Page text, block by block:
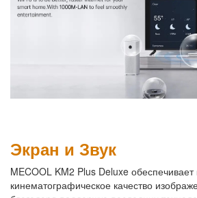
Экран и Звук
MECOOL KM2 Plus Deluxe
кинематографическое качество